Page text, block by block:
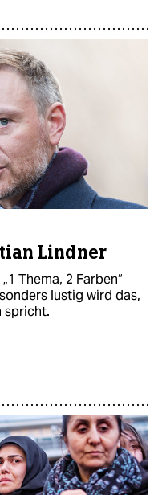
Lindner
Thema, 2 Farben“
lustig wird das,
spricht.